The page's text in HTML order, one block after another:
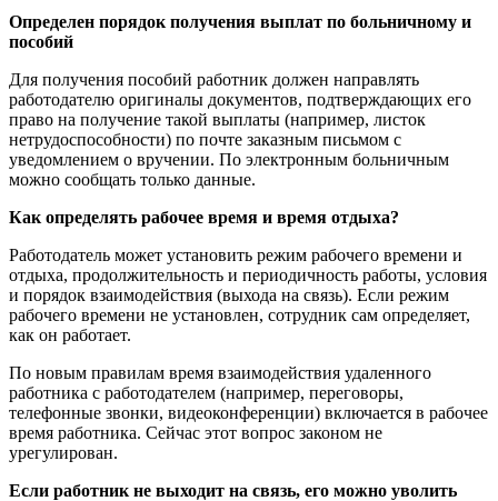
Определен порядок получения выплат по больничному и
пособий
Для получения пособий работник должен направлять
работодателю оригиналы документов, подтверждающих его
право на получение такой выплаты (например, листок
нетрудоспособности) по почте заказным письмом с
уведомлением о вручении. По электронным больничным
можно сообщать только данные.
Как определять рабочее время и время отдыха?
Работодатель может установить режим рабочего времени и
отдыха, продолжительность и периодичность работы, условия
и порядок взаимодействия (выхода на связь). Если режим
рабочего времени не установлен, сотрудник сам определяет,
как он работает.
По новым правилам время взаимодействия удаленного
работника с работодателем (например, переговоры,
телефонные звонки, видеоконференции) включается в рабочее
время работника. Сейчас этот вопрос законом не
урегулирован.
Если работник не выходит на связь, его можно уволить